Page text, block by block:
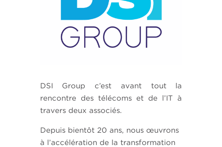
DSI Group c’est avant tout la
rencontre des télécoms et de l’IT à
travers deux associés.
Depuis bientôt 20 ans, nous œuvrons
à l’accélération de la transformation